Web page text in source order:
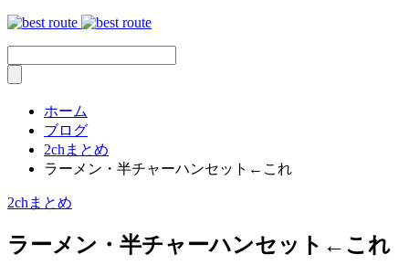
ホーム
ブログ
2chまとめ
ラーメン・半チャーハンセット←これ
2chまとめ
ラーメン・半チャーハンセット←これ